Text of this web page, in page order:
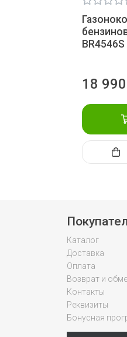
BR4546S
18 990
Каталог
Доставка
Оплата
Возврат и
Контакты
Реквизиты
Бонусная